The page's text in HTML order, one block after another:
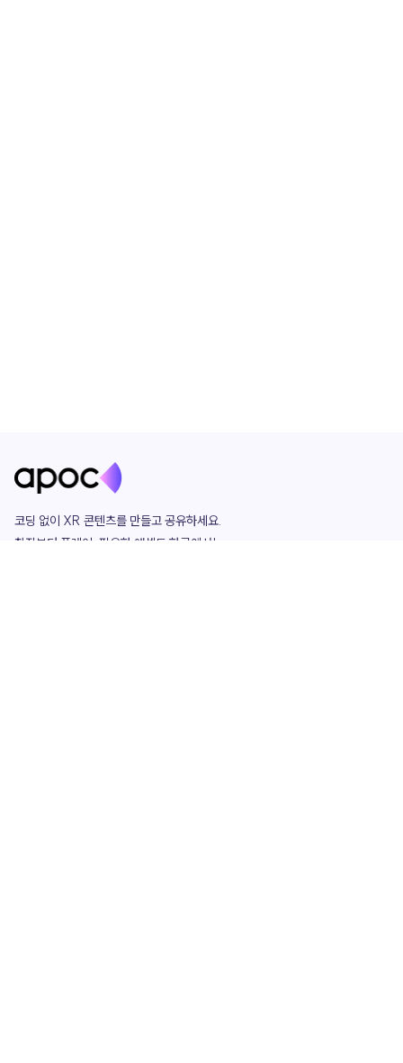
코딩 없이 XR 콘텐츠를 만들고 공유하세요.
창작부터 플레이, 필요한 애셋도 한곳에서!